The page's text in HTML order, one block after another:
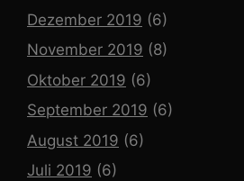
Dezember 2019 (6)
November 2019 (8)
Oktober 2019 (6)
September 2019 (6)
August 2019 (6)
Juli 2019 (6)